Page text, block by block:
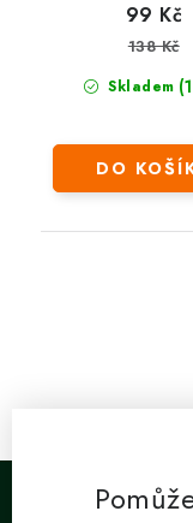
Skladem
99 Kč
138 Kč
DO